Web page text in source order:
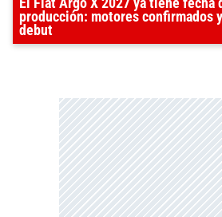
producción: motores confirmados
debut